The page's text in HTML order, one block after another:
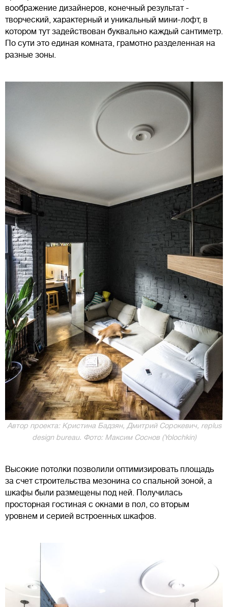
воображение дизайнеров, конечный результат -
творческий, характерный и уникальный мини-лофт, в
котором тут задействован буквально каждый сантиметр.
По сути это единая комната, грамотно разделенная на
разные зоны.
Автор проекта: Кристина Бадзян, Дмитрий Сорокевич, rеplus
design bureau. Фото: Максим Соснов (Yolochkin)
Высокие потолки позволили оптимизировать площадь
за счет строительства мезонина со спальной зоной, а
шкафы были размещены под ней. Получилась
просторная гостиная с окнами в пол, со вторым
уровнем и серией встроенных шкафов.